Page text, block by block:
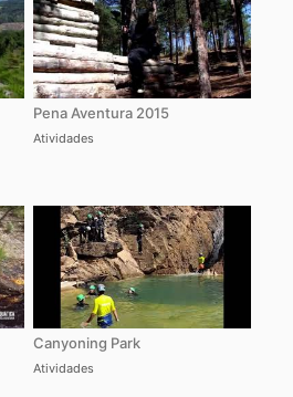
Pena Aventura 2015
Atividades
Canyoning Park
Atividades